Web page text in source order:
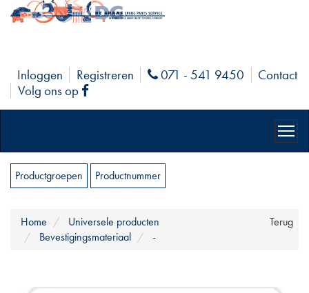
Inloggen Registreren Phone
071 - 541 9450
Contact
Volg ons op
Facebook
Productgroepen Productnummer
Terug
Home
Universele producten
Bevestigingsmateriaal
-